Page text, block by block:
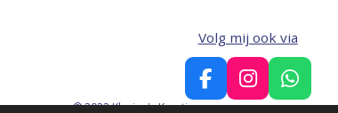
Volg mij ook via
F
a
I
n
W
h
© 2022 Klazien's Kreatie